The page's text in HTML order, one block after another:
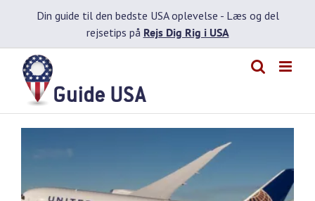
Din guide til den bedste USA oplevelse - Læs og del
rejsetips på Rejs Dig Rig i USA